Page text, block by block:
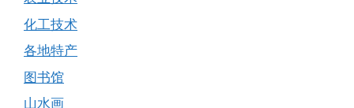
化工技术
各地特产
图书馆
山水画